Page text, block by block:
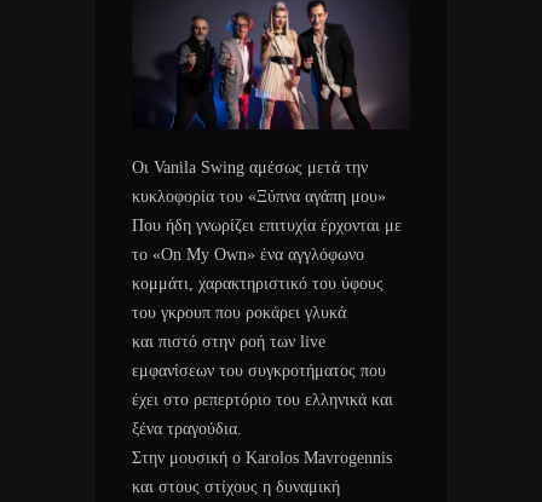
Οι Vanila Swing αμέσως μετά την
κυκλοφορία του «Ξύπνα αγάπη μου»
Που ήδη γνωρίζει επιτυχία έρχονται με
το «On My Own» ένα αγγλόφωνο
κομμάτι, χαρακτηριστικό του ύφους
του γκρουπ που ροκάρει γλυκά
και πιστό στην ροή των live
εμφανίσεων του συγκροτήματος που
έχει στο ρεπερτόριο του ελληνικά και
ξένα τραγούδια.
Στην μουσική ο Karolos Mavrogennis
και στους στίχους η δυναμική